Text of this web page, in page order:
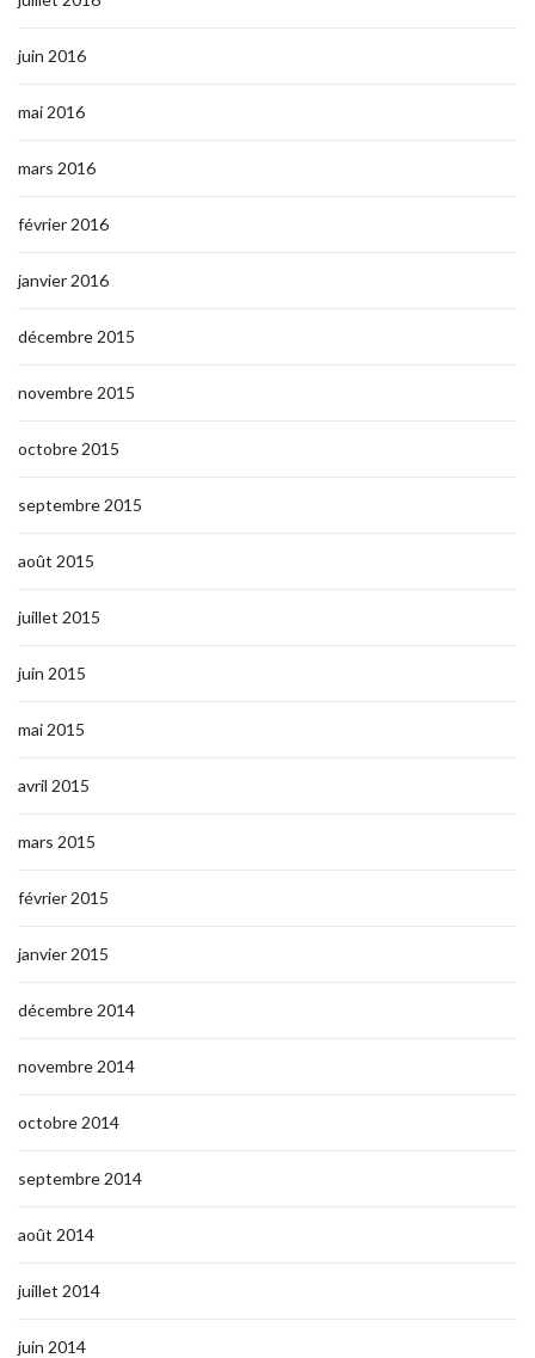
juin 2016
mai 2016
mars 2016
février 2016
janvier 2016
décembre 2015
novembre 2015
octobre 2015
septembre 2015
août 2015
juillet 2015
juin 2015
mai 2015
avril 2015
mars 2015
février 2015
janvier 2015
décembre 2014
novembre 2014
octobre 2014
septembre 2014
août 2014
juillet 2014
juin 2014